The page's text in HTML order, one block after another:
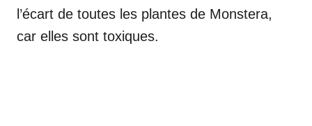
l’écart de toutes les plantes de Monstera,
car elles sont toxiques.